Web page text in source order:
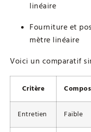
linéaire
Fourniture et
mètre linéaire
Voici un comparatif
Critère
Entretien Faible